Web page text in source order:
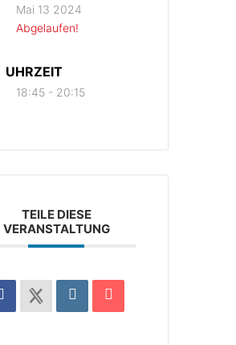
Mai 13 2024
Abgelaufen!
UHRZEIT
18:45 - 20:15
TEILE DIESE
VERANSTALTUNG